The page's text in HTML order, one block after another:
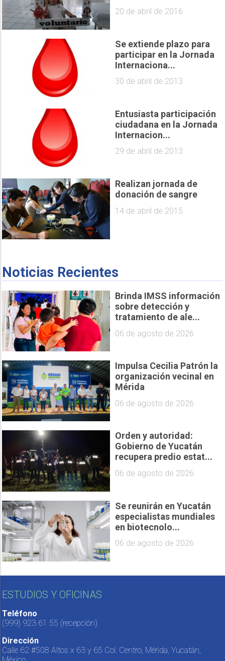
20 de abril de 2016
Se extiende plazo para
participar en la Jornada
Internaciona...
30 de abril de 2013
Entusiasta participación
ciudadana en la Jornada
Internacion...
29 de abril de 2013
Realizan jornada de
donación de sangre
14 de abril de 2015
Noticias Recientes
Brinda IMSS información
sobre detección y
tratamiento de ale...
06 de agosto de 2026
Impulsa Cecilia Patrón la
organización vecinal en
Mérida
06 de agosto de 2026
Orden y autoridad:
Gobierno de Yucatán
recupera predio estat...
06 de agosto de 2026
Se reunirán en Yucatán
especialistas mundiales
en biotecnolo...
06 de agosto de 2026
ESTUDIOS Y OFICINAS
Teléfono
(999) 923 61 55 (recepción)
Dirección
Calle 62 #508 Altos x 63 y 65 Col. Centro, Mérida, Yucatán,